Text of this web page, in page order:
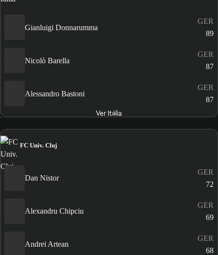
Gianluigi Donnarumma
GER
89
Nicolò Barella
GER
87
Alessandro Bastoni
GER
87
Ver Itália
FC Univ. Cluj
Dan Nistor
GER
72
Alexandru Chipciu
GER
69
Andrei Artean
GER
68